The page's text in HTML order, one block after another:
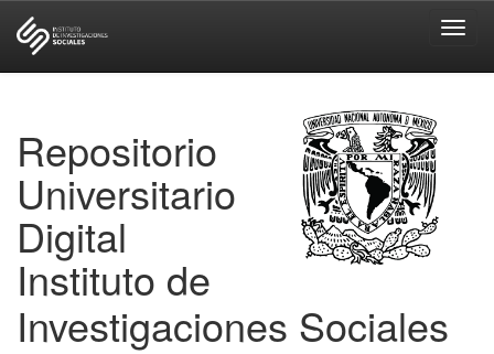
Repositorio
Universitario
Digital
Instituto de
Investigaciones Sociales